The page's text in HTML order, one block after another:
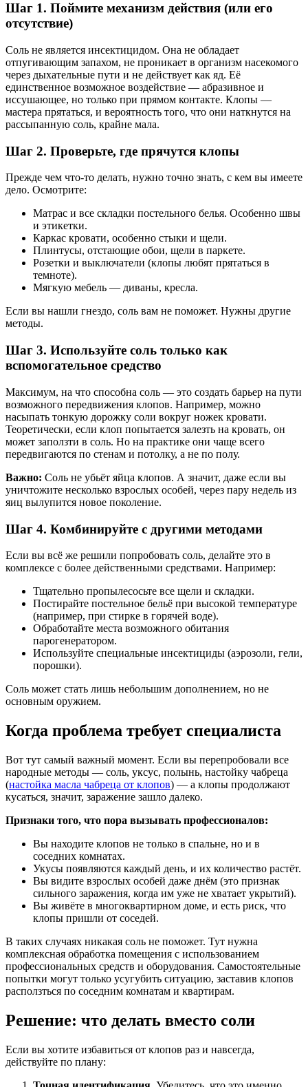
Шаг 1. Поймите механизм действия (или его
отсутствие)
Соль не является инсектицидом. Она не обладает
отпугивающим запахом, не проникает в организм насекомого
через дыхательные пути и не действует как яд. Её
единственное возможное воздействие — абразивное и
иссушающее, но только при прямом контакте. Клопы —
мастера прятаться, и вероятность того, что они наткнутся на
рассыпанную соль, крайне мала.
Шаг 2. Проверьте, где прячутся клопы
Прежде чем что-то делать, нужно точно знать, с кем вы имеете
дело. Осмотрите:
Матрас и все складки постельного белья. Особенно швы
и этикетки.
Каркас кровати, особенно стыки и щели.
Плинтусы, отстающие обои, щели в паркете.
Розетки и выключатели (клопы любят прятаться в
темноте).
Мягкую мебель — диваны, кресла.
Если вы нашли гнездо, соль вам не поможет. Нужны другие
методы.
Шаг 3. Используйте соль только как
вспомогательное средство
Максимум, на что способна соль — это создать барьер на пути
возможного передвижения клопов. Например, можно
насыпать тонкую дорожку соли вокруг ножек кровати.
Теоретически, если клоп попытается залезть на кровать, он
может заползти в соль. Но на практике они чаще всего
передвигаются по стенам и потолку, а не по полу.
Важно: Соль не убьёт яйца клопов. А значит, даже если вы
уничтожите несколько взрослых особей, через пару недель из
яиц вылупится новое поколение.
Шаг 4. Комбинируйте с другими методами
Если вы всё же решили попробовать соль, делайте это в
комплексе с более действенными средствами. Например:
Тщательно пропылесосьте все щели и складки.
Постирайте постельное бельё при высокой температуре
(например, при стирке в горячей воде).
Обработайте места возможного обитания
парогенератором.
Используйте специальные инсектициды (аэрозоли, гели,
порошки).
Соль может стать лишь небольшим дополнением, но не
основным оружием.
Когда проблема требует специалиста
Вот тут самый важный момент. Если вы перепробовали все
народные методы — соль, уксус, полынь, настойку чабреца
(настойка масла чабреца от клопов) — а клопы продолжают
кусаться, значит, заражение зашло далеко.
Признаки того, что пора вызывать профессионалов:
Вы находите клопов не только в спальне, но и в
соседних комнатах.
Укусы появляются каждый день, и их количество растёт.
Вы видите взрослых особей даже днём (это признак
сильного заражения, когда им уже не хватает укрытий).
Вы живёте в многоквартирном доме, и есть риск, что
клопы пришли от соседей.
В таких случаях никакая соль не поможет. Тут нужна
комплексная обработка помещения с использованием
профессиональных средств и оборудования. Самостоятельные
попытки могут только усугубить ситуацию, заставив клопов
расползться по соседним комнатам и квартирам.
Решение: что делать вместо соли
Если вы хотите избавиться от клопов раз и навсегда,
действуйте по плану: